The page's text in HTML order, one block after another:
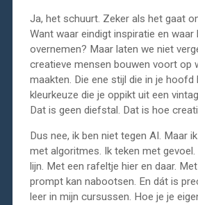
Ja, het schuurt. Zeker als het gaat
Want waar eindigt inspiratie en waar
overnemen? Maar laten we niet
creatieve mensen bouwen voort op
maakten. Die ene stijl die in je hoofd
kleurkeuze die je oppikt uit een
Dat is geen diefstal. Dat is hoe
Dus nee, ik ben niet tegen AI. Maar
met algoritmes. Ik teken met gevoel.
lijn. Met een rafeltje hier en daar.
prompt kan nabootsen. En dát is
leer in mijn cursussen. Hoe je je